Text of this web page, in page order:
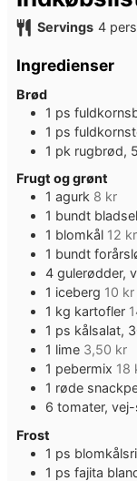
Servings 4
Ingredienser
Brød
1 ps
1 ps
1 pk rugbrød,
Frugt og grønt
1 agurk 8 kr
1 bundt
1 blomkål 12 kr
1 bundt
4 gulerødder,
1 iceberg 10 kr
1 kg kartofler
1 ps kålsalat,
1 lime 3,50 kr
1 pebermix 18
1 røde
6 tomater,
Frost
1 ps
1 ps fajita